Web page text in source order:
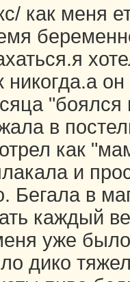
как меня
никогда.а
"боялся
в
как
и
Бегала в
каждый
уже
дико